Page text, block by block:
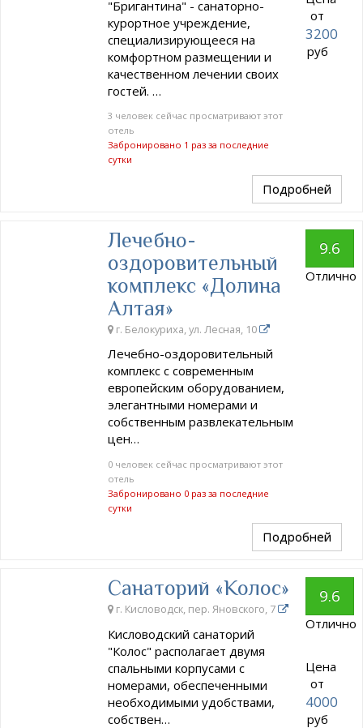
"Бригантина" - санаторно-
курортное учреждение,
специализирующееся на
комфортном размещении и
качественном лечении своих
гостей. …
3 человек сейчас просматривают этот
отель
Забронировано 1 раз за последние
сутки
от
3200
руб
Подробней
Лечебно-
оздоровительный
комплекс «Долина
Алтая»
г. Белокуриха, ул. Лесная, 10
Лечебно-оздоровительный
комплекс с современным
европейским оборудованием,
элегантными номерами и
собственным развлекательным
цен…
0 человек сейчас просматривают этот
отель
Забронировано 0 раз за последние
сутки
9.6
Отлично
Подробней
Санаторий «Колос»
г. Кисловодск, пер. Яновского, 7
Кисловодский санаторий
"Колос" располагает двумя
спальными корпусами с
номерами, обеспеченными
необходимыми удобствами,
собствен…
9.6
Отлично
Цена
от
4000
руб